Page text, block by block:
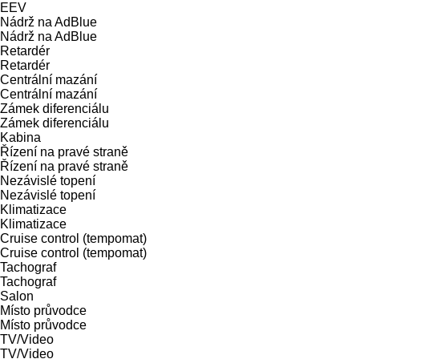
EEV
Nádrž na AdBlue
Nádrž na AdBlue
Retardér
Retardér
Centrální mazání
Centrální mazání
Zámek diferenciálu
Zámek diferenciálu
Kabina
Řízení na pravé straně
Řízení na pravé straně
Nezávislé topení
Nezávislé topení
Klimatizace
Klimatizace
Cruise control (tempomat)
Cruise control (tempomat)
Tachograf
Tachograf
Salon
Místo průvodce
Místo průvodce
TV/Video
TV/Video